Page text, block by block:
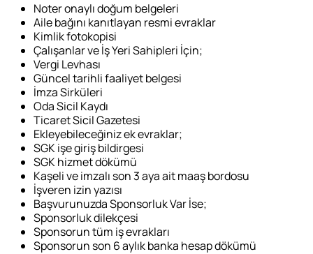
Noter onaylı doğum belgeleri
Aile bağını kanıtlayan resmi evraklar
Kimlik fotokopisi
Çalışanlar ve İş Yeri Sahipleri İçin;
Vergi Levhası
Güncel tarihli faaliyet belgesi
İmza Sirküleri
Oda Sicil Kaydı
Ticaret Sicil Gazetesi
Ekleyebileceğiniz ek evraklar;
SGK işe giriş bildirgesi
SGK hizmet dökümü
Kaşeli ve imzalı son 3 aya ait maaş bordosu
İşveren izin yazısı
Başvurunuzda Sponsorluk Var İse;
Sponsorluk dilekçesi
Sponsorun tüm iş evrakları
Sponsorun son 6 aylık banka hesap dökümü